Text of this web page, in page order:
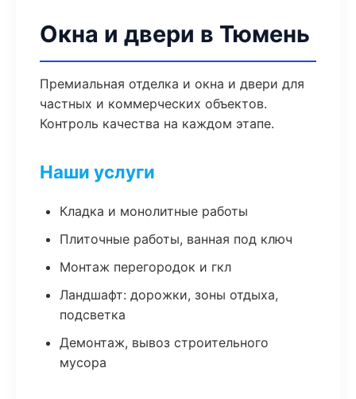
Окна и двери в Тюмень
Премиальная отделка и окна и двери для
частных и коммерческих объектов.
Контроль качества на каждом этапе.
Наши услуги
Кладка и монолитные работы
Плиточные работы, ванная под ключ
Монтаж перегородок и гкл
Ландшафт: дорожки, зоны отдыха,
подсветка
Демонтаж, вывоз строительного
мусора